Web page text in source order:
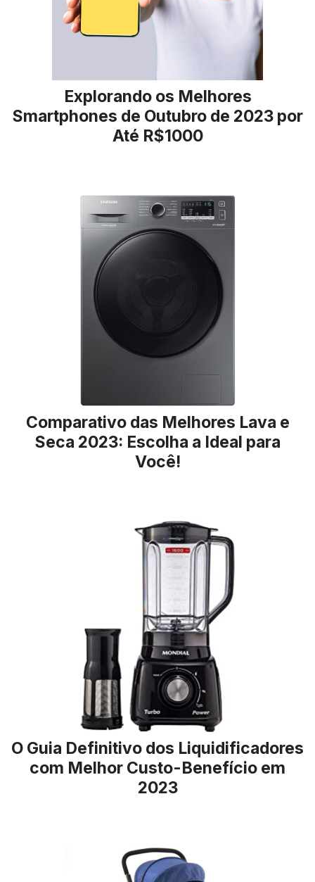
Explorando os Melhores
Smartphones de Outubro de 2023 por
Até R$1000
Comparativo das Melhores Lava e
Seca 2023: Escolha a Ideal para
Você!
O Guia Definitivo dos Liquidificadores
com Melhor Custo-Benefício em
2023